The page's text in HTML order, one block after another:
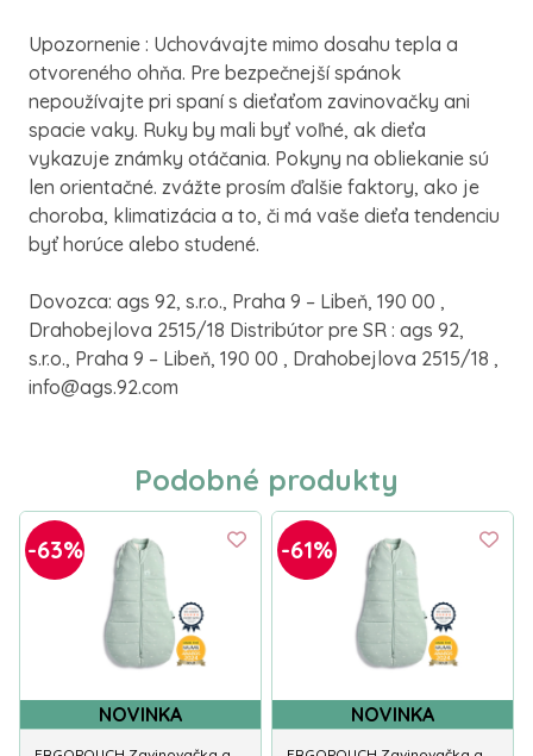
Upozornenie : Uchovávajte mimo dosahu tepla a
otvoreného ohňa. Pre bezpečnejší spánok
nepoužívajte pri spaní s dieťaťom zavinovačky ani
spacie vaky. Ruky by mali byť voľné, ak dieťa
vykazuje známky otáčania. Pokyny na obliekanie sú
len orientačné. zvážte prosím ďalšie faktory, ako je
choroba, klimatizácia a to, či má vaše dieťa tendenciu
byť horúce alebo studené.
Dovozca: ags 92, s.r.o., Praha 9 – Libeň, 190 00 ,
Drahobejlova 2515/18 Distribútor pre SR : ags 92,
s.r.o., Praha 9 – Libeň, 190 00 , Drahobejlova 2515/18 ,
info@ags.92.com
Podobné produkty
-63%
NOVINKA
-61%
NOVINKA